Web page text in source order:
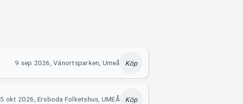
9 sep 2026, Vänortsparken, Umeå Köp
5 okt 2026, Ersboda Folketshus, UMEÅ Köp